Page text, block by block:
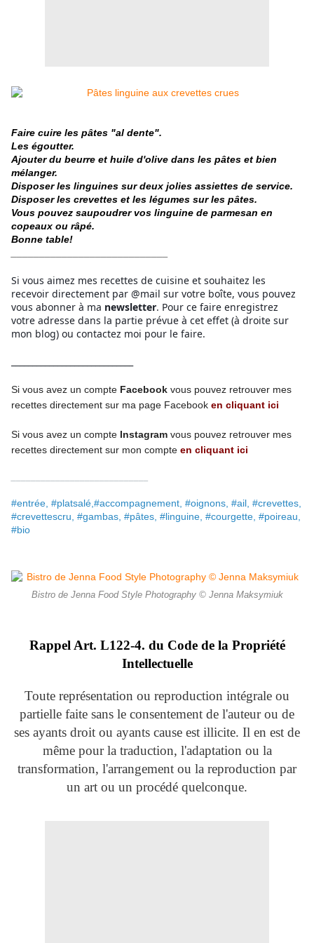
Faire cuire les pâtes "al dente".
Les égoutter.
Ajouter du beurre et huile d'olive dans les pâtes et bien
mélanger.
Disposer les linguines sur deux jolies assiettes de service.
Disposer les crevettes et les légumes sur les pâtes.
Vous pouvez saupoudrer vos linguine de parmesan en
copeaux ou râpé.
Bonne table!
Si vous aimez mes recettes de cuisine et souhaitez les
recevoir directement par @mail sur votre boîte, vous pouvez
vous abonner à ma newsletter. Pour ce faire enregistrez
votre adresse dans la partie prévue à cet effet (à droite sur
mon blog) ou contactez moi pour le faire.
Si vous avez un compte Facebook vous pouvez retrouver mes
recettes directement sur ma page Facebook en cliquant ici
Si vous avez un compte Instagram vous pouvez retrouver mes
recettes directement sur mon compte en cliquant ici
#entrée, #platsalé,#accompagnement, #oignons, #ail, #crevettes,
#crevettescru, #gambas, #pâtes, #linguine, #courgette, #poireau,
#bio
Bistro de Jenna Food Style Photography © Jenna Maksymiuk
Rappel Art. L122-4. du Code de la Propriété
Intellectuelle
Toute représentation ou reproduction intégrale ou
partielle faite sans le consentement de l'auteur ou de
ses ayants droit ou ayants cause est illicite. Il en est de
même pour la traduction, l'adaptation ou la
transformation, l'arrangement ou la reproduction par
un art ou un procédé quelconque.